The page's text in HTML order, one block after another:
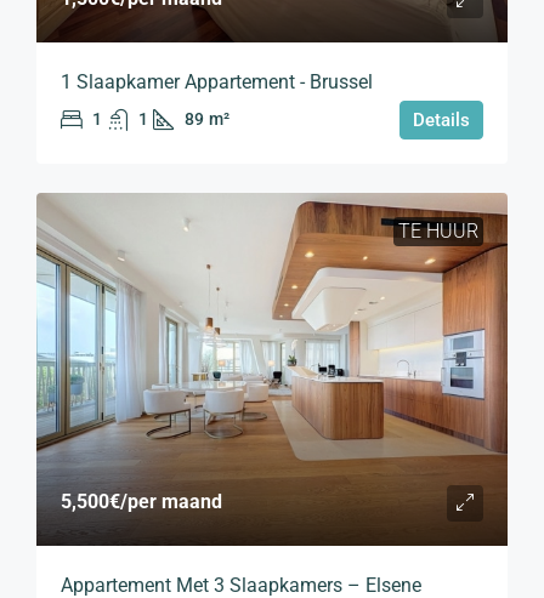
1 Slaapkamer Appartement - Brussel
1 1 89 m² Details
TE HUUR
5,500€/per maand
Appartement Met 3 Slaapkamers – Elsene